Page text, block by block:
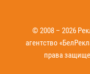
© 2008 – 2026
агентство
права